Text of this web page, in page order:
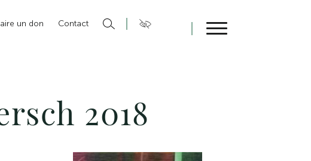
un don
Contact
2018